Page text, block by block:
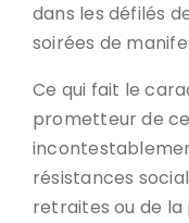
dans les défilés
soirées de
Ce qui fait le
prometteur de
résistances
retraites ou de